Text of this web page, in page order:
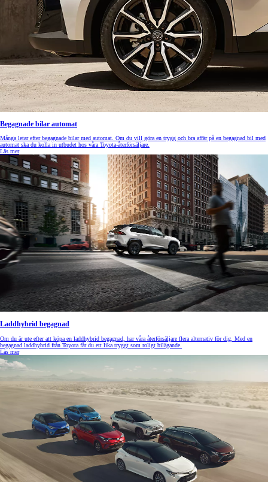
Begagnade bilar automat
Många letar efter begagnade bilar med automat. Om du vill göra en trygg och bra affär på en begagnad bil med
automat ska du kolla in utbudet hos våra Toyota-återförsäljare.
Läs mer
Laddhybrid begagnad
Om du är ute efter att köpa en laddhybrid begagnad, har våra återförsäljare flera alternativ för dig. Med en
begagnad laddhybrid från Toyota får du ett lika tryggt som roligt bilägande.
Läs mer